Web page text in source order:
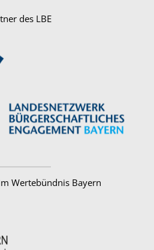
des LBE
Wertebündnis Bayern